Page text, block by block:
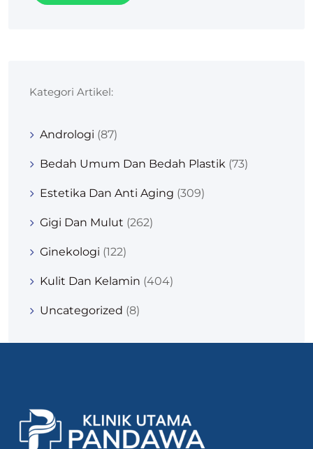
Kategori Artikel:
Andrologi (87)
Bedah Umum Dan Bedah Plastik (73)
Estetika Dan Anti Aging (309)
Gigi Dan Mulut (262)
Ginekologi (122)
Kulit Dan Kelamin (404)
Uncategorized (8)